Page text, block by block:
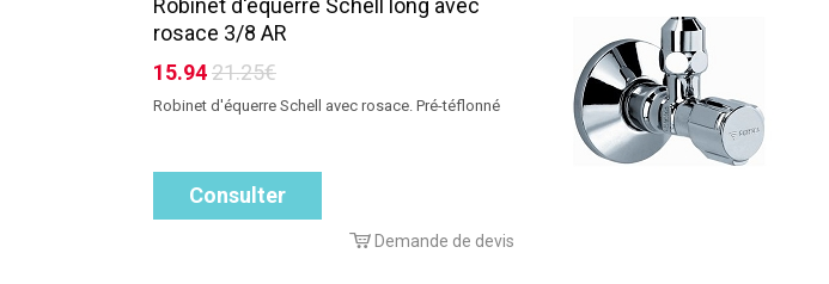
Robinet d'équerre Schell long avec
rosace 3/8 AR
15.9421.25€
Robinet d'équerre Schell avec rosace. Pré-téflonné
Consulter
Demande de devis